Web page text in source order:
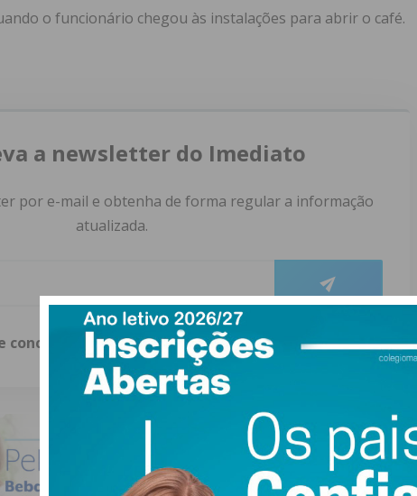
o funcionário chegou às instalações para abrir o café.
a newsletter do Imediato
por e-mail e obtenha de forma regular a informação
atualizada.
concordo com ostermos e condições